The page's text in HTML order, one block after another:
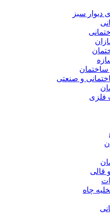
دیوار سبز
و صنعتی
فلزی
چاه